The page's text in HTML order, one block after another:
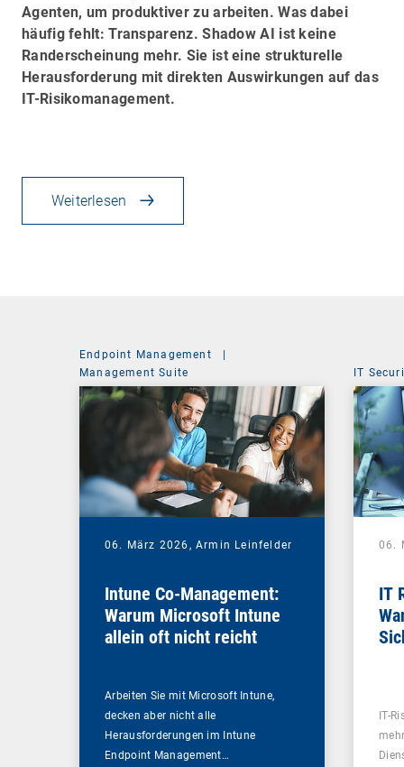
Agenten, um produktiver zu arbeiten. Was dabei
häufig fehlt: Transparenz. Shadow AI ist keine
Randerscheinung mehr. Sie ist eine strukturelle
Herausforderung mit direkten Auswirkungen auf das
IT-Risikomanagement.
Weiterlesen
Endpoint Management
Management Suite
06. März 2026, Armin Leinfelder
Intune Co-Management:
Warum Microsoft Intune
allein oft nicht reicht
Arbeiten Sie mit Microsoft Intune,
decken aber nicht alle
Herausforderungen im Intune
Endpoint Management…
IT
06.
IT
IT-